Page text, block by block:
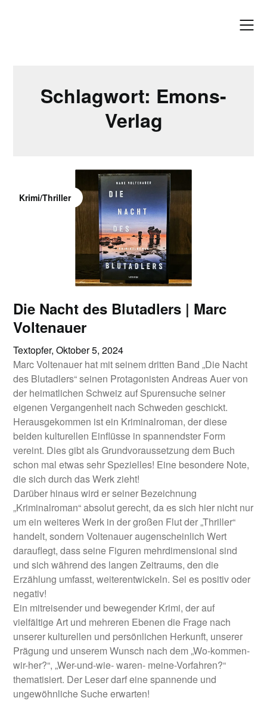
Schlagwort: Emons-
Verlag
Krimi/Thriller
Die Nacht des Blutadlers | Marc
Voltenauer
Textopfer,Oktober 5, 2024
Marc Voltenauer hat mit seinem dritten Band „Die Nacht
des Blutadlers“ seinen Protagonisten Andreas Auer von
der heimatlichen Schweiz auf Spurensuche seiner
eigenen Vergangenheit nach Schweden geschickt.
Herausgekommen ist ein Kriminalroman, der diese
beiden kulturellen Einflüsse in spannendster Form
vereint. Dies gibt als Grundvoraussetzung dem Buch
schon mal etwas sehr Spezielles! Eine besondere Note,
die sich durch das Werk zieht!
Darüber hinaus wird er seiner Bezeichnung
„Kriminalroman“ absolut gerecht, da es sich hier nicht nur
um ein weiteres Werk in der großen Flut der „Thriller“
handelt, sondern Voltenauer augenscheinlich Wert
darauflegt, dass seine Figuren mehrdimensional sind
und sich während des langen Zeitraums, den die
Erzählung umfasst, weiterentwickeln. Sei es positiv oder
negativ!
Ein mitreisender und bewegender Krimi, der auf
vielfältige Art und mehreren Ebenen die Frage nach
unserer kulturellen und persönlichen Herkunft, unserer
Prägung und unserem Wunsch nach dem „Wo-kommen-
wir-her?“, „Wer-und-wie- waren- meine-Vorfahren?“
thematisiert. Der Leser darf eine spannende und
ungewöhnliche Suche erwarten!